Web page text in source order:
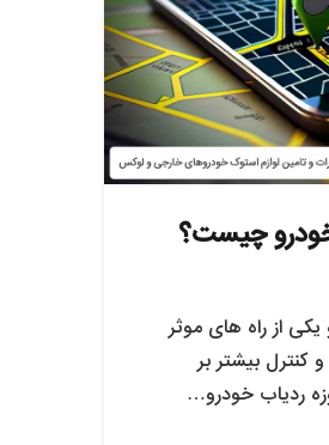
چیست؟
از راه های موثر
کنترل بیشتر بر
ردیاب خودرو…